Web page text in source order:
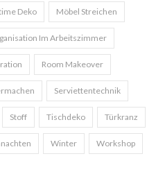
Deko Möbel Streichen
Im Arbeitszimmer
Room Makeover
Serviettentechnik
Stoff Tischdeko Türkranz
Winter Workshop